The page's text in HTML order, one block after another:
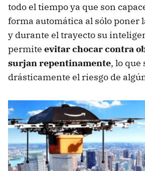
todo el tiempo ya que son
forma automática al sólo poner
y durante el trayecto su
permite evitar chocar contra
surjan repentinamente, lo que
drásticamente el riesgo de